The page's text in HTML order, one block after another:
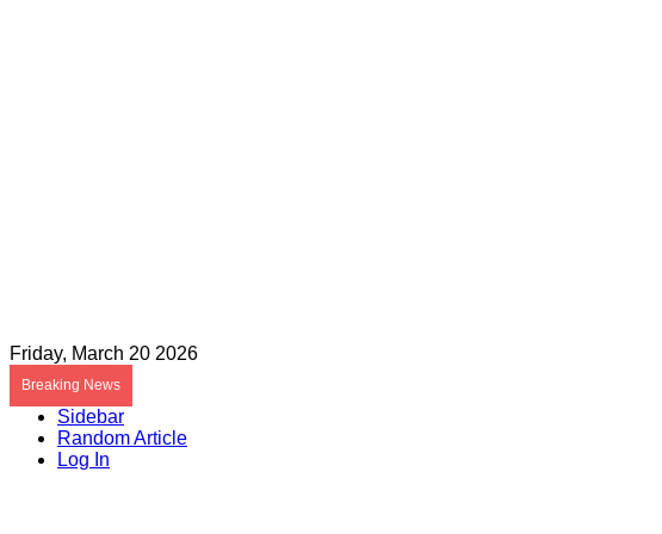
Friday, March 20 2026
Breaking News
Sidebar
Random Article
Log In